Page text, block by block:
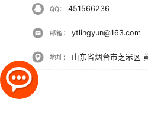
QQ： 451566236
邮箱： ytlingyun@163.com
地址： 山东省烟台市芝罘区